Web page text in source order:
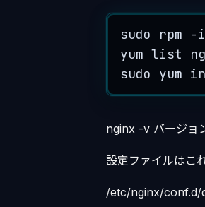
sudo rpm -
yum list
sudo
yum
nginx -v バージョ
設定ファイルは
/etc/nginx/conf.d/